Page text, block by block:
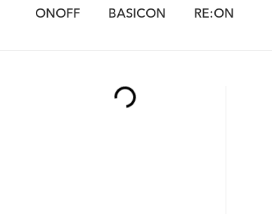
ONOFF BASICON RE:ON